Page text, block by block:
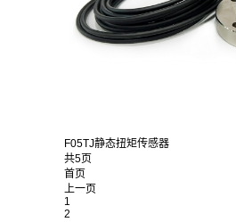
F05TJ静态扭矩传感器
共5页
首页
上一页
1
2